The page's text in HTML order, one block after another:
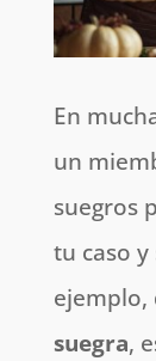
En
un
suegros
tu caso
ejemplo,
suegra,